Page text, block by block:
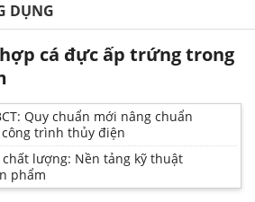
DỤNG
cá đực ấp trứng trong
Quy chuẩn mới nâng chuẩn
trình thủy điện
lượng: Nền tảng kỹ thuật
phẩm